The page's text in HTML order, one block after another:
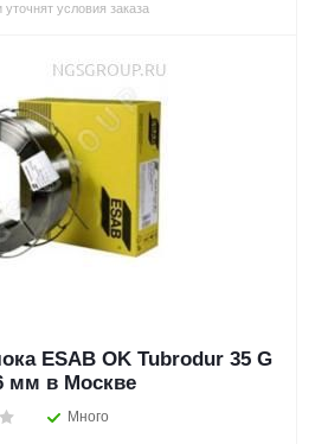
условия заказа
ESAB OK Tubrodur 35 G
мм в Москве
Много